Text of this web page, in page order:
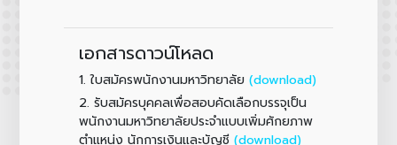
เอกสารดาวน์โหลด
1.ใบสมัครพนักงานมหาวิทยาลัย (download)
2. รับสมัครบุคคลเพื่อสอบคัดเลือกบรรจุเป็น
พนักงานมหาวิทยาลัยประจำแบบเพิ่มศักยภาพ
ตำแหน่ง นักการเงินและบัญชี (download)